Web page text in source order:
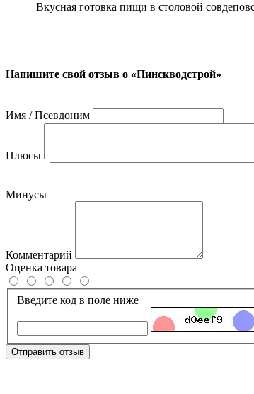
Вкусная готовка пищи в столовой
Напишите свой отзыв о «Пинскводстрой»
Имя / Псевдоним
Плюсы
Минусы
Комментарий
Оценка товара
Введите код в поле ниже
Отправить отзыв